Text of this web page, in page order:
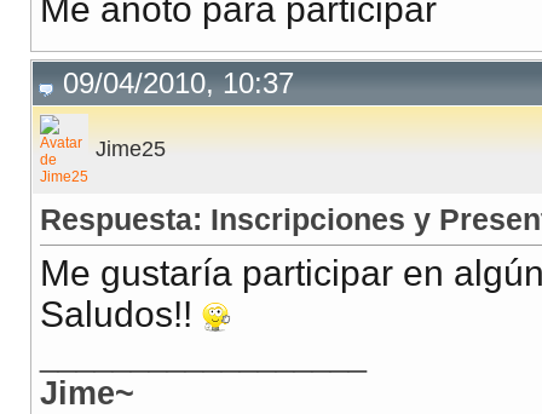
Me anoto para participar
09/04/2010, 10:37
Jime25
Respuesta: Inscripciones y
Me gustaría participar en
Saludos!!
Jime~